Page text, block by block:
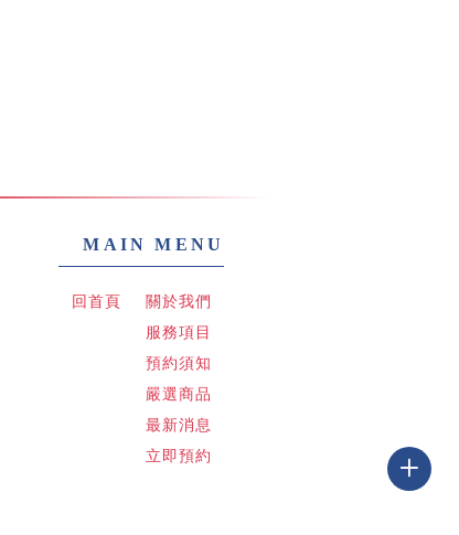
回首頁
關於我們
服務項目
預約須知
嚴選商品
最新消息
立即預約